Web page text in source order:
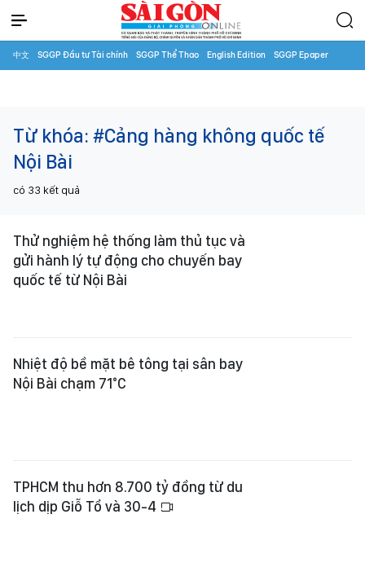
中文 SGGP Đầu tư Tài chính SGGP Thể Thao English Edition SGGP Epaper
Từ khóa: #Cảng hàng không quốc tế
Nội Bài
có 33 kết quả
Thử nghiệm hệ thống làm thủ tục và
gửi hành lý tự động cho chuyến bay
quốc tế từ Nội Bài
Nhiệt độ bề mặt bê tông tại sân bay
Nội Bài chạm 71°C
TPHCM thu hơn 8.700 tỷ đồng từ du
lịch dịp Giỗ Tổ và 30-4